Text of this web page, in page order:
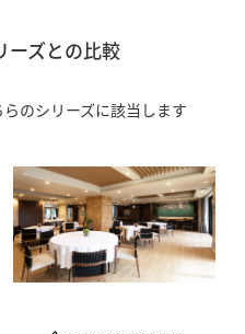
ーズとの比較
らのシリーズに該当します